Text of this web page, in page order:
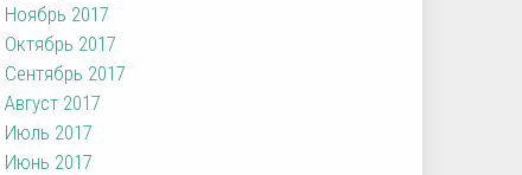
Ноябрь 2017
Октябрь 2017
Сентябрь 2017
Август 2017
Июль 2017
Июнь 2017